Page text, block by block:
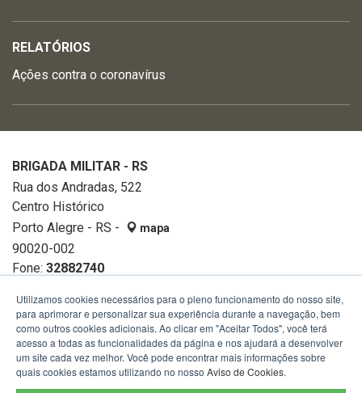
RELATÓRIOS
Ações contra o coronavírus
BRIGADA MILITAR - RS
Rua dos Andradas, 522
Centro Histórico
Porto Alegre - RS -
mapa
90020-002
Fone: 32882740
Utilizamos cookies necessários para o pleno funcionamento do nosso site,
para aprimorar e personalizar sua experiência durante a navegação, bem
como outros cookies adicionais. Ao clicar em "Aceitar Todos", você terá
acesso a todas as funcionalidades da página e nos ajudará a desenvolver
um site cada vez melhor. Você pode encontrar mais informações sobre
quais cookies estamos utilizando no nosso Aviso de Cookies.